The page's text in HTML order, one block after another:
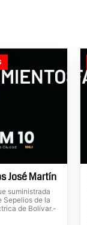
José Martín
suministrada
Sepelios de la
de Bolívar.-